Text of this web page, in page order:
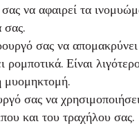
να αφαιρεί τα
σας.
σας να
Είναι
μυομηκτομή.
σας να χρησιμοποιήσει
και του τραχήλου σας.